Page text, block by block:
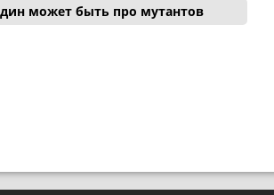
может быть про мутантов